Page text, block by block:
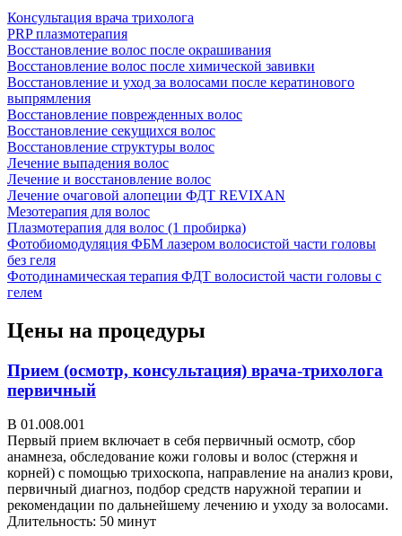
Консультация врача трихолога
PRP плазмотерапия
Восстановление волос после окрашивания
Восстановление волос после химической завивки
Восстановление и уход за волосами после кератинового
выпрямления
Восстановление поврежденных волос
Восстановление секущихся волос
Восстановление структуры волос
Лечение выпадения волос
Лечение и восстановление волос
Лечение очаговой алопеции ФДТ REVIXAN
Мезотерапия для волос
Плазмотерапия для волос (1 пробирка)
Фотобиомодуляция ФБМ лазером волосистой части головы
без геля
Фотодинамическая терапия ФДТ волосистой части головы с
гелем
Цены на процедуры
Прием (осмотр, консультация) врача-трихолога
первичный
В 01.008.001
Первый прием включает в себя первичный осмотр, сбор
анамнеза, обследование кожи головы и волос (стержня и
корней) с помощью трихоскопа, направление на анализ крови,
первичный диагноз, подбор средств наружной терапии и
рекомендации по дальнейшему лечению и уходу за волосами.
Длительность: 50 минут